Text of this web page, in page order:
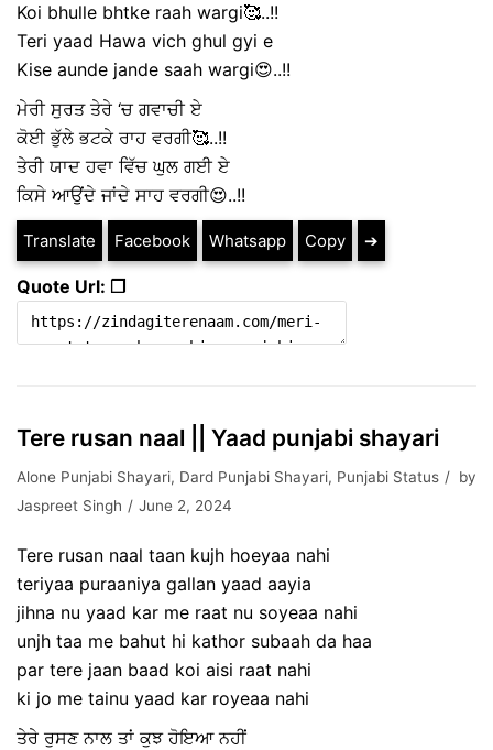
Koi bhulle bhtke raah wargi🥰..!!
Teri yaad Hawa vich ghul gyi e
Kise aunde jande saah wargi😍..!!
ਮੇਰੀ ਸੁਰਤ ਤੇਰੇ ‘ਚ ਗਵਾਚੀ ਏ
ਕੋਈ ਭੁੱਲੇ ਭਟਕੇ ਰਾਹ ਵਰਗੀ🥰..!!
ਤੇਰੀ ਯਾਦ ਹਵਾ ਵਿੱਚ ਘੁਲ ਗਈ ਏ
ਕਿਸੇ ਆਉਂਦੇ ਜਾਂਦੇ ਸਾਹ ਵਰਗੀ😍..!!
Translate Facebook Whatsapp Copy ➔
Quote Url: ❐
Tere rusan naal || Yaad punjabi shayari
Alone Punjabi Shayari, Dard Punjabi Shayari, Punjabi Status
by
Jaspreet Singh
June 2, 2024
Tere rusan naal taan kujh hoeyaa nahi
teriyaa puraaniya gallan yaad aayia
jihna nu yaad kar me raat nu soyeaa nahi
unjh taa me bahut hi kathor subaah da haa
par tere jaan baad koi aisi raat nahi
ki jo me tainu yaad kar royeaa nahi
ਤੇਰੇ ਰੁਸਣ ਨਾਲ ਤਾਂ ਕੁਝ ਹੋਇਆ ਨਹੀਂ